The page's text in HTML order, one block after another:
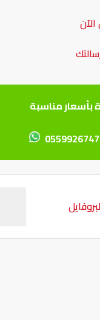
بأسعار مناسبة
0559926747